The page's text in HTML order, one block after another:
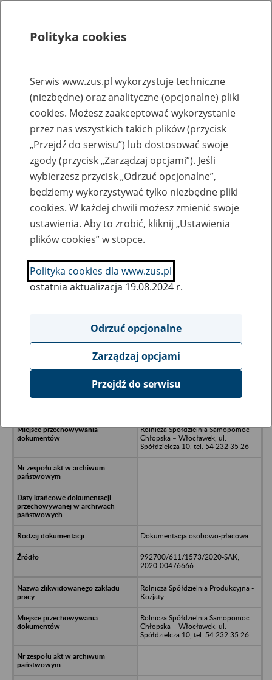
Rejestry, ewidencje i archiwa
Baza zlikwidowanych lub
przekształconych zakładów pracy
Nazwa zakładu pracy:
SZUKAJ
Ukryj wszystkie pozycje bazy
Firma Handlowo-Usługowa
Rolnicza Spółdzielnia Samopomoc
Chłopska – Włocławek, ul.
Spółdzielcza 10, tel. 54 232 35 26
Dokumentacja osobowo-płacowa
992700/611/1573/2020-SAK;
2020-00476666
Rolnicza Spółdzielnia Produkcyjna -
Kozjaty
Rolnicza Spółdzielnia Samopomoc
Chłopska – Włocławek, ul.
Spółdzielcza 10, tel. 54 232 35 26
Polityka cookies
Serwis www.zus.pl wykorzystuje techniczne
(niezbędne) oraz analityczne (opcjonalne) pliki
cookies. Możesz zaakceptować wykorzystanie
przez nas wszystkich takich plików (przycisk
„Przejdź do serwisu”) lub dostosować swoje
zgody (przycisk „Zarządzaj opcjami”). Jeśli
wybierzesz przycisk „Odrzuć opcjonalne”,
będziemy wykorzystywać tylko niezbędne pliki
cookies. W każdej chwili możesz zmienić swoje
ustawienia. Aby to zrobić, kliknij „Ustawienia
plików cookies” w stopce.
Polityka cookies dla www.zus.pl
ostatnia aktualizacja 19.08.2024 r.
Odrzuć opcjonalne
Zarządzaj opcjami
Przejdź do serwisu